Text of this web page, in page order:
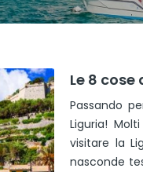
Le 8
Passando
Liguria!
visitare la
nasconde